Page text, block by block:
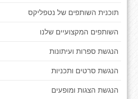
תוכנית השותפים של נטפליקס
השותפים המקצועיים שלנו
הנגשת ספרות ועיתונות
הנגשת סרטים ותכניות
הנגשת הצגות ומופעים